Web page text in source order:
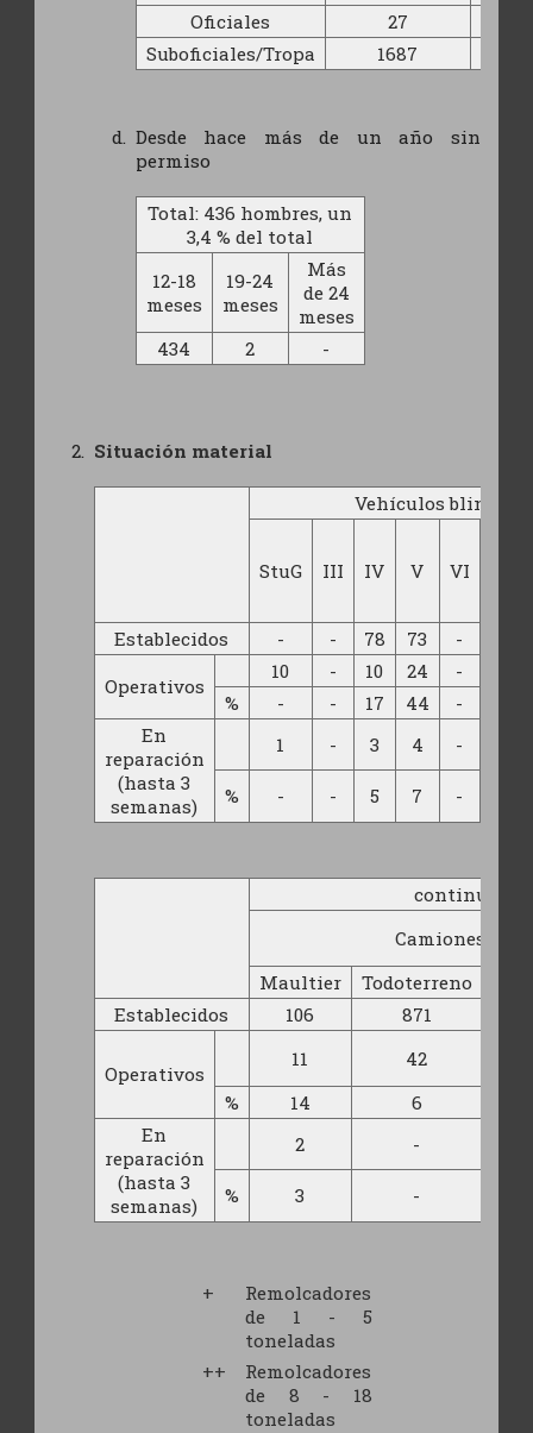
Oficiales
27
Suboficiales/Tropa
1687
Desde hace más de un año sin
permiso
Total: 436 hombres, un
3,4 % del total
12-18
meses
19-24
meses
Más
de 24
meses
434
2 -
Situación material
Vehículos
StuG III IV V VI
Establecidos
- - 78 73 -
Operativos
10 - 10 24 -
%
- - 17 44 -
En
reparación
(hasta 3
semanas)
1 - 3 4 -
% - - 5 7 -
continúa
Camiones
Maultier
Todoterreno
Establecidos
106 871
Operativos
11 42
%
14 6
En
reparación
(hasta 3
semanas)
2 -
% 3 -
+
Remolcadores
de 1 - 5
toneladas
++
Remolcadores
de 8 - 18
toneladas